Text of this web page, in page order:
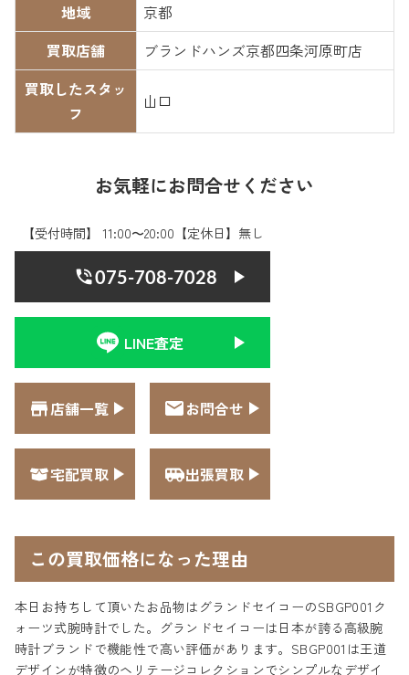
地域
京都
買取店舗
ブランドハンズ京都四条河原町店
買取したスタッ
フ
山口
お気軽にお問合せください
【受付時間】 11:00〜20:00【定休日】無し
075-708-7028
LINE査定
店舗一覧 お問合せ
宅配買取 出張買取
この買取価格になった理由
本日お持ちして頂いたお品物はグランドセイコーのSBGP001ク
ォーツ式腕時計でした。グランドセイコーは日本が誇る高級腕
時計ブランドで機能性で高い評価があります。SBGP001は王道
デザインが特徴のヘリテージコレクションでシンプルなデザイ